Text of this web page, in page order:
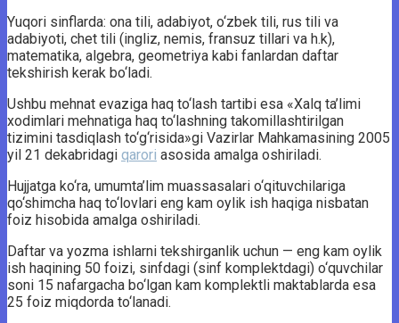
Yuqori sinflarda: ona tili, adabiyot, o‘zbek tili, rus tili va
adabiyoti, chet tili (ingliz, nemis, fransuz tillari va h.k),
matematika, algebra, geometriya kabi fanlardan daftar
tekshirish kerak bo‘ladi.
Ushbu mehnat evaziga haq to‘lash tartibi esa «Xalq ta’limi
xodimlari mehnatiga haq to‘lashning takomillashtirilgan
tizimini tasdiqlash to‘g‘risida»gi Vazirlar Mahkamasining 2005
yil 21 dekabridagi qarori asosida amalga oshiriladi.
Hujjatga ko‘ra, umumta’lim muassasalari o‘qituvchilariga
qo‘shimcha haq to‘lovlari eng kam oylik ish haqiga nisbatan
foiz hisobida amalga oshiriladi.
Daftar va yozma ishlarni tekshirganlik uchun — eng kam oylik
ish haqining 50 foizi, sinfdagi (sinf komplektdagi) o‘quvchilar
soni 15 nafargacha bo‘lgan kam komplektli maktablarda esa
25 foiz miqdorda to‘lanadi.